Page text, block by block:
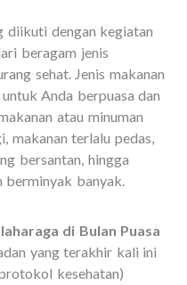
diikuti dengan kegiatan
beragam jenis
sehat. Jenis makanan
Anda berpuasa dan
atau minuman
makanan terlalu pedas,
bersantan, hingga
berminyak banyak.
di Bulan Puasa
yang terakhir kali ini
kesehatan)